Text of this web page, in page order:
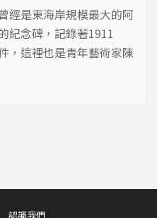
經是東海岸規模最大的阿
紀念碑，記錄著1911
，這裡也是青年藝術家陳
認識我們